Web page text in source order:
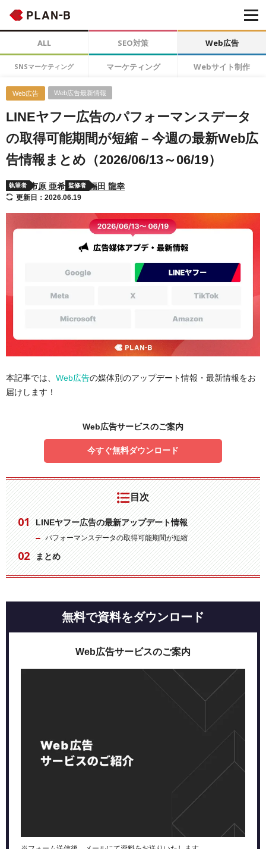
ALL SEO対策 Web広告
SNSマーケティング マーケティング Webサイト制作
Web広告 Web広告最新情報
LINEヤフー広告のパフォーマンスデータ
の取得可能期間が短縮 – 今週の最新Web広
告情報まとめ（2026/06/13～06/19）
執筆者 市原 亜希 監修者 福田 龍幸
更新日：2026.06.19
本記事では、 Web広告の媒体別のアップデート情報・最新情報をお
届けします！
Web広告サービスのご案内
今すぐ無料ダウンロード
目次
LINEヤフー広告の最新アップデート情報
パフォーマンスデータの取得可能期間が短縮
まとめ
無料で資料をダウンロード
Web広告サービスのご案内